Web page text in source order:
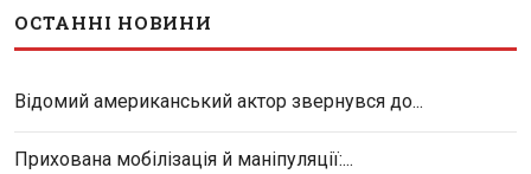
ОСТАННІ НОВИНИ
Відомий американський актор звернувся до...
Прихована мобілізація й маніпуляції:...